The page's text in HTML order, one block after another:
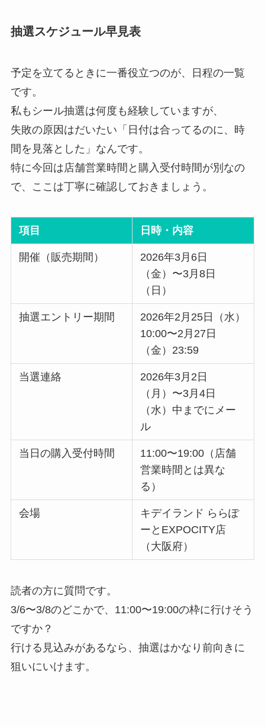
抽選スケジュール早見表
予定を立てるときに一番役立つのが、日程の一覧
です。
私もシール抽選は何度も経験していますが、
失敗の原因はだいたい「日付は合ってるのに、時
間を見落とした」なんです。
特に今回は店舗営業時間と購入受付時間が別なの
で、ここは丁寧に確認しておきましょう。
項目 日時・内容
開催（販売期間）
2026年3月6日
（金）〜3月8日
（日）
抽選エントリー期間
2026年2月25日（水）
10:00〜2月27日
（金）23:59
当選連絡
2026年3月2日
（月）〜3月4日
（水）中までにメー
ル
当日の購入受付時間
11:00〜19:00（店舗
営業時間とは異な
る）
会場
キデイランド ららぽ
ーとEXPOCITY店
（大阪府）
読者の方に質問です。
3/6〜3/8のどこかで、11:00〜19:00の枠に行けそう
ですか？
行ける見込みがあるなら、抽選はかなり前向きに
狙いにいけます。